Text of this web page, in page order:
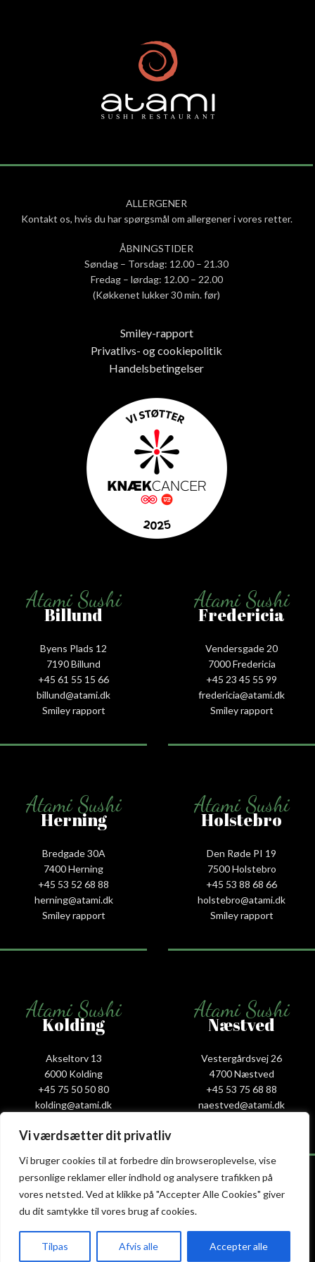
Vi værdsætter dit privatliv
Vi bruger cookies til at forbedre din browseroplevelse, vise
personlige reklamer eller indhold og analysere trafikken på
vores netsted. Ved at klikke på "Accepter Alle Cookies" giver
du dit samtykke til vores brug af cookies.
Tilpas Afvis alle Accepter alle
ALLERGENER
Kontakt os, hvis du har spørgsmål om allergener i vores retter.
ÅBNINGSTIDER
Søndag – Torsdag: 12.00 – 21.30
Fredag – lørdag: 12.00 – 22.00
(Køkkenet lukker 30 min. før)
Smiley-rapport
Privatlivs- og cookiepolitik
Handelsbetingelser
Atami Sushi
Billund
Byens Plads 12
7190 Billund
+45 61 55 15 66‬
billund@atami.dk
Smiley rapport
Atami Sushi
Fredericia
Vendersgade 20
7000 Fredericia
+45 23 45 55 99
fredericia@atami.dk
Smiley rapport
Atami Sushi
Herning
Bredgade 30A
7400 Herning
+45 53 52 68 88
herning@atami.dk
Smiley rapport
Atami Sushi
Holstebro
Den Røde PI 19
7500 Holstebro
+45 53 88 68 66
holstebro@atami.dk
Smiley rapport
Atami Sushi
Kolding
Akseltorv 13
6000 Kolding
+45 75 50 50 80
kolding@atami.dk
Atami Sushi
Næstved
Vestergårdsvej 26
4700 Næstved
+45 53 75 68 88
naestved@atami.dk
Atami Sushi
Odense
Atami Sushi
Randers